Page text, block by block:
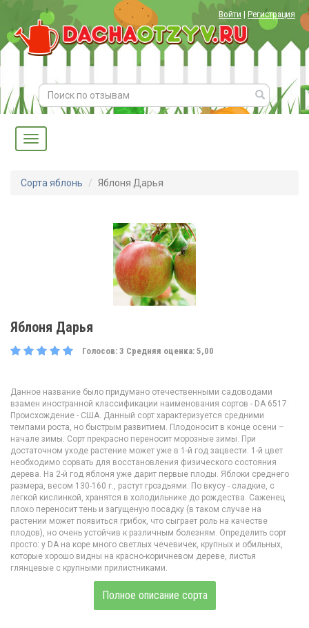
Войти | Регистрация
Сорта яблонь Яблоня Дарья
Яблоня Дарья
Голосов: 3 Средняя оценка: 5,00
Данное название было придумано отечественными садоводами
взамен иностранной классификации наименования сортов - DA 6517.
Происхождение - США. Данный сорт характеризуется средними
темпами роста, но быстрым развитием. Плодоносит в конце осени –
начале зимы. Сорт прекрасно переносит морозные зимы. При
достаточном уходе растение может уже в 1-й год зацвести. 1-й цвет
необходимо сорвать для восстановления физического состояния
дерева. На 2-й год яблоня уже дарит первые плоды. Яблоки среднего
размера, весом 130-160 г., растут гроздьями. По вкусу - сладкие, с
легкой кислинкой, хранятся в холодильнике до рождества. Саженец
плохо переносит тень и загущеную посадку (в таком случае на
растении может появиться грибок, что сыграет роль на качестве
плодов), но очень устойчив к различным болезням. Определить сорт
просто: у DA на коре много светлых чечевичек, крупных и обильных,
которые хорошо видны на красно-коричневом дереве, листья
глянцевые с крупными прилистниками.
Полное описание сорта